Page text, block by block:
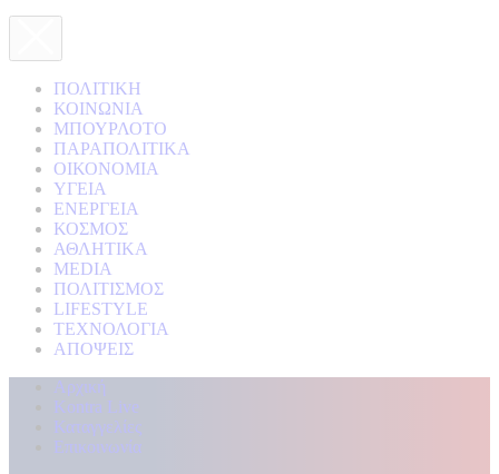
ΠΟΛΙΤΙΚΗ
ΚΟΙΝΩΝΙΑ
ΜΠΟΥΡΛΟΤΟ
ΠΑΡΑΠΟΛΙΤΙΚΑ
ΟΙΚΟΝΟΜΙΑ
ΥΓΕΙΑ
ΕΝΕΡΓΕΙΑ
ΚΟΣΜΟΣ
ΑΘΛΗΤΙΚΑ
MEDIA
ΠΟΛΙΤΙΣΜΟΣ
LIFESTYLE
ΤΕΧΝΟΛΟΓΙΑ
ΑΠΟΨΕΙΣ
Αρχική
Kontra Live
Καταγγελίες
Επικοινωνία